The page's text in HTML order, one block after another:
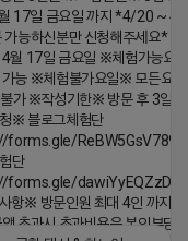
17일 금요일 까지 *4/20 ~ 4/
가능하신분만 신청해주세요* ※
월 17일 금요일 ※체험가능요
가능 ※체험불가요일※ 모든요
가 ※작성기한※ 방문 후 3일
※ 블로그체험단
forms.gle/
단
forms.gle/
항※ 방문인원 최대 4인 까지
초과시 초과비용은 본인부담